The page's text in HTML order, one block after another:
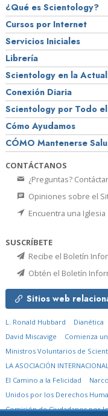
¿Qué es Scientology?
Cursos por Internet
Servicios Iniciales
Librería
Scientology en la
Conexión Diaria
Scientology por Todo
Cómo Ayudamos
CÓMO Mantenerse
CONTÁCTANOS
¿Preguntas?
Opiniones sobre el
Encuentra una Iglesia
SUSCRÍBETE
Recibe el Boletín
Obtén el Boletín
Sitios web
L. Ronald Hubbard Dianética
David Miscavige
Comienza
Ministros Voluntarios de
LA ASOCIACIÓN
El Camino a la Felicidad
Unidos por los Derechos
Comisión de Ciudadanos por